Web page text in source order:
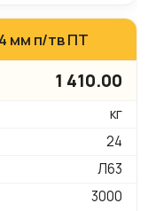
мм п/тв ПТ
1 410.00
кг
24
Л63
3000